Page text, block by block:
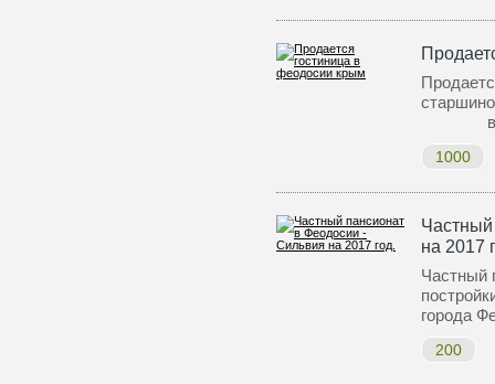
в
1000
на 2017
Частный
города
200